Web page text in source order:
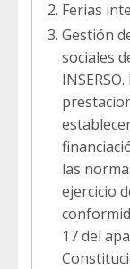
Ferias
Gestión
sociales
las
ejercicio
17 del